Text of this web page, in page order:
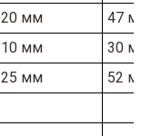
20 мм
47 мм
10 мм
30 мм
25 мм
52 мм